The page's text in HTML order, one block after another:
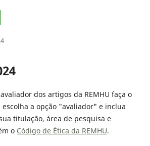
dos artigos da REMHU faça o
a opção "avaliador" e inclua
titulação, área de pesquisa e
o Código de Ética da REMHU.